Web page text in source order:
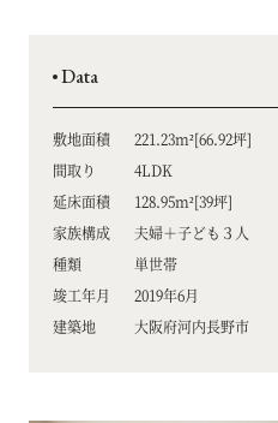
Data
敷地面積
221.23m²[66.92坪]
間取り
4LDK
延床面積
128.95m²[39坪]
家族構成
夫婦＋子ども３人
種類
単世帯
竣工年月
2019年6月
建築地
大阪府河内長野市